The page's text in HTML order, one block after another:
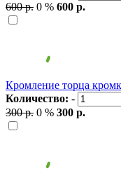
600 р. 0 % 600 р.
Кромление торца
Количество: -
300 р. 0 % 300 р.